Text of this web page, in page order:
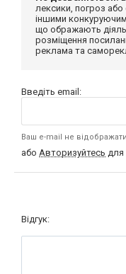
лексики, погроз
іншими
що ображають
розміщення
реклама та
Введіть email:
Ваш e-mail не
або Авторизуйтесь для
Відгук: